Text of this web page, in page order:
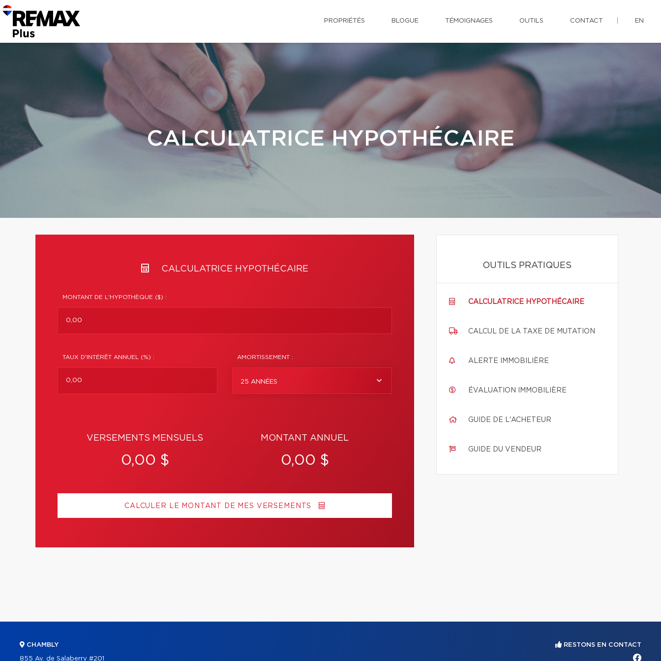
PROPRIÉTÉS BLOGUE TÉMOIGNAGES OUTILS CONTACT EN
CALCULATRICE HYPOTHÉCAIRE
CALCULATRICE HYPOTHÉCAIRE
MONTANT DE L'HYPOTHÈQUE ($) :
TAUX D'INTÉRÊT ANNUEL (%) : AMORTISSEMENT :
25 ANNÉES
VERSEMENTS MENSUELS
0,00 $
MONTANT ANNUEL
0,00 $
CALCULER LE MONTANT DE MES VERSEMENTS
OUTILS PRATIQUES
CALCULATRICE HYPOTHÉCAIRE
CALCUL DE LA TAXE DE MUTATION
ALERTE IMMOBILIÈRE
ÉVALUATION IMMOBILIÈRE
GUIDE DE L'ACHETEUR
GUIDE DU VENDEUR
CHAMBLY
855 Av. de Salaberry #201
RESTONS EN CONTACT